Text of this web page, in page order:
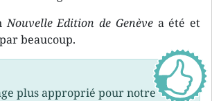
Nouvelle Edition de Genèvea été et
beaucoup.
plus approprié pour notre